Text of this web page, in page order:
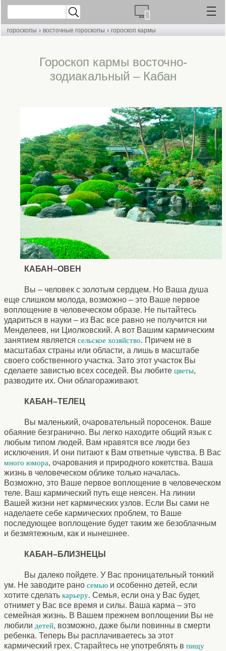
гороскопы › восточные гороскопы › гороскоп кармы
Гороскоп кармы восточно-
зодиакальный – Кабан
КАБАН–ОВЕН
Вы – человек с золотым сердцем. Но Ваша душа
еще слишком молода, возможно – это Ваше первое
воплощение в человеческом образе. Не пытайтесь
удариться в науки – из Вас все равно не получится ни
Менделеев, ни Циолковский. А вот Вашим кармическим
занятием является сельское хозяйство. Причем не в
масштабах страны или области, а лишь в масштабе
своего собственного участка. Зато этот участок Вы
сделаете завистью всех соседей. Вы любите цветы,
разводите их. Они облагораживают.
КАБАН–ТЕЛЕЦ
Вы маленький, очаровательный поросенок. Ваше
обаяние безгранично. Вы легко находите общий язык с
любым типом людей. Вам нравятся все люди без
исключения. И они питают к Вам ответные чувства. В Вас
много юмора, очарования и природного кокетства. Ваша
жизнь в человеческом облике только началась.
Возможно, это Ваше первое воплощение в человеческом
теле. Ваш кармический путь еще неясен. На линии
Вашей жизни нет кармических узлов. Если Вы сами не
наделаете себе кармических проблем, то Ваше
последующее воплощение будет таким же безоблачным
и безмятежным, как и нынешнее.
КАБАН–БЛИЗНЕЦЫ
Вы далеко пойдете. У Вас проницательный тонкий
ум. Не заводите рано семью и особенно детей, если
хотите сделать карьеру. Семья, если она у Вас будет,
отнимет у Вас все время и силы. Ваша карма – это
семейная жизнь. В Вашем прежнем воплощении Вы не
любили детей, возможно, даже были повинны в смерти
ребенка. Теперь Вы расплачиваетесь за этот
кармический грех. Старайтесь не употреблять в пищу